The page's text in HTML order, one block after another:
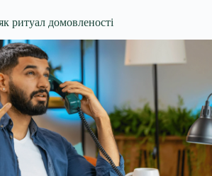
ритуал домовленості